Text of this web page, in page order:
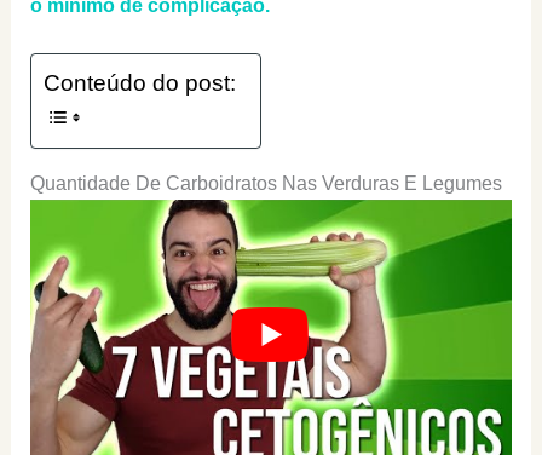
o mínimo de complicação.
Conteúdo do post:
Quantidade De Carboidratos Nas Verduras E Legumes